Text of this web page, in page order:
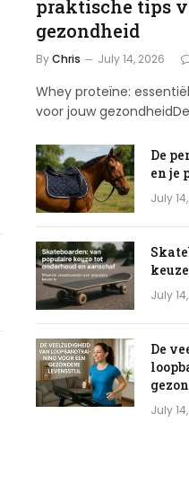
praktische tips
gezondheid
ByChris July 14, 2026
Whey proteïne:
voor jouw
De
en je
July
July
De
July